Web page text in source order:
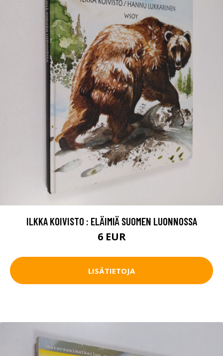
ILKKA KOIVISTO : ELÄIMIÄ SUOMEN LUONNOSSA
6 EUR
LISÄTIETOJA